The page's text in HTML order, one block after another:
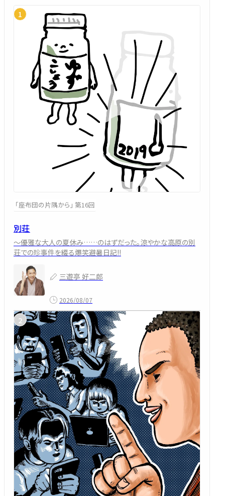
「座布団の片隅から」 第16回
別荘
～優雅な大人の夏休み……のはずだった。涼やかな高原の別
荘での珍事件を綴る爆笑避暑日記!!
三遊亭 好二郎
2026/08/07